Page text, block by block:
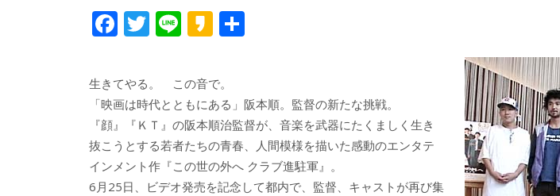
F
e
b
o
o
k
T
er
Li
e
K
k
a
o
生きてやる。 この音で。
「映画は時代とともにある」阪本順。監督の新たな挑戦。
『顔』『ＫＴ』の阪本順治監督が、音楽を武器にたくましく生き
抜こうとする若者たちの青春、人間模様を描いた感動のエンタテ
インメント作『この世の外へ クラブ進駐軍』。
6月25日、ビデオ発売を記念して都内で、監督、キャストが再び集